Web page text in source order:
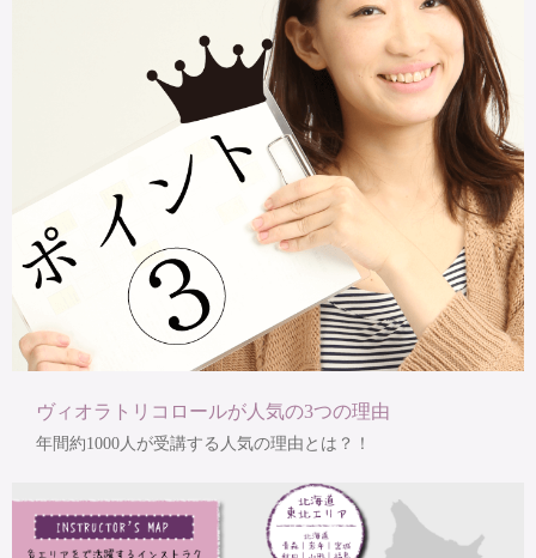
ヴィオラトリコロールが人気の3つの理由
年間約1000人が受講する人気の理由とは？！